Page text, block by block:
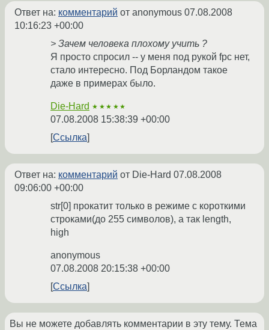
Ответ на: комментарий от anonymous 07.08.2008
10:16:23 +00:00
> Зачем человека плохому учить ?
Я просто спросил -- у меня под рукой fpc нет,
стало интересно. Под Борландом такое
даже в примерах было.
Die-Hard ★★★★★
07.08.2008 15:38:39 +00:00
Ссылка
Ответ на: комментарий от Die-Hard 07.08.2008
09:06:00 +00:00
str[0] прокатит только в режиме с короткими
строками(до 255 символов), а так length,
high
anonymous
07.08.2008 20:15:38 +00:00
Ссылка
Вы не можете добавлять комментарии в эту тему. Тема